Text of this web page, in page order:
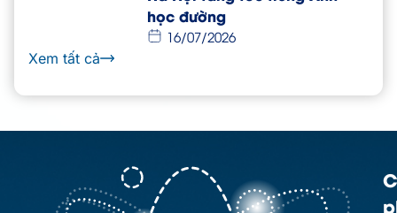
học đường
16/07/2026
Xem tất cả